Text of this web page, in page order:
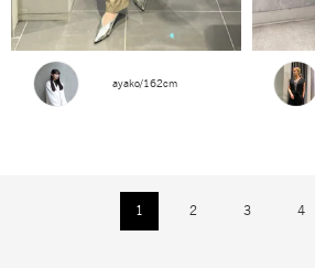
ayako/162cm
1 2 3 4